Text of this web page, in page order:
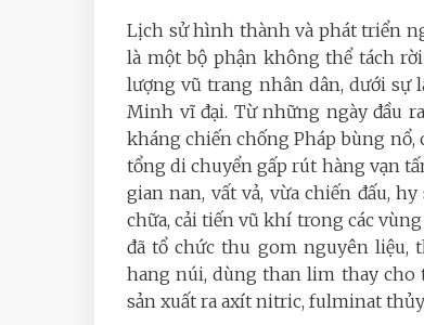
Lịch sử hình thành và phát triển
là một bộ phận không thể tách
lượng vũ trang nhân dân, dưới sự
Minh vĩ đại. Từ những ngày đầu
kháng chiến chống Pháp bùng nổ,
tổng di chuyển gấp rút hàng vạn
gian nan, vất vả, vừa chiến đấu,
chữa, cải tiến vũ khí trong các
đã tổ chức thu gom nguyên liệu,
hang núi, dùng than lim thay cho
sản xuất ra axít nitric, fulminat